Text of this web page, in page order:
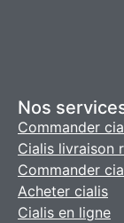
Nos
Commander
Cialis livraison
Commander
Acheter cialis
Cialis en ligne